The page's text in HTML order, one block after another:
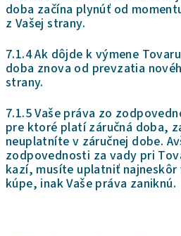
doba začína plynúť od
z Vašej strany.
7.1.4 Ak dôjde k výmene
doba znova od prevzatia
strany.
7.1.5 Vaše práva zo
pre ktoré platí záručná doba,
neuplatníte v záručnej dobe.
zodpovednosti za vady pri
kazí, musíte uplatniť najneskôr
kúpe, inak Vaše práva zaniknú.